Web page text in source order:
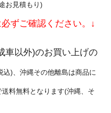
お見積もり)
ずご確認ください。↓
車以外)のお買い上げの
)、沖縄その他離島は商品に
料無料となります(沖縄、そ